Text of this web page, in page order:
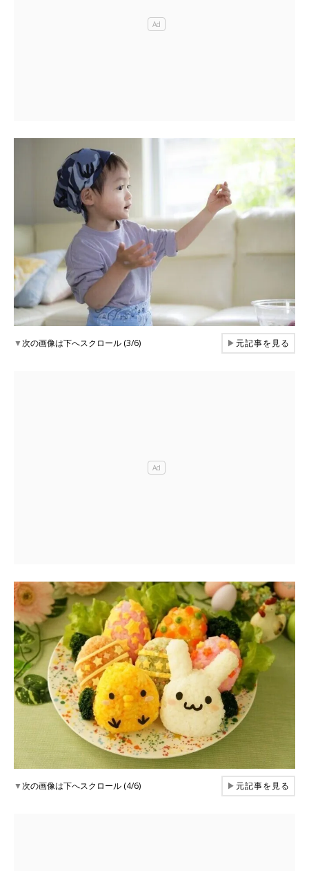
▼次の画像は下へスクロール (3/6) ▶元記事を見る
▼次の画像は下へスクロール (4/6) ▶元記事を見る